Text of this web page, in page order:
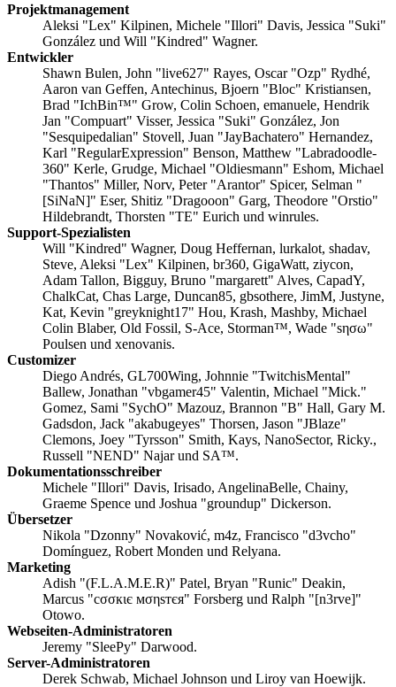
Projektmanagement
Aleksi "Lex" Kilpinen, Michele "Illori" Davis, Jessica "Suki"
González und Will "Kindred" Wagner.
Entwickler
Shawn Bulen, John "live627" Rayes, Oscar "Ozp" Rydhé,
Aaron van Geffen, Antechinus, Bjoern "Bloc" Kristiansen,
Brad "IchBin™" Grow, Colin Schoen, emanuele, Hendrik
Jan "Compuart" Visser, Jessica "Suki" González, Jon
"Sesquipedalian" Stovell, Juan "JayBachatero" Hernandez,
Karl "RegularExpression" Benson, Matthew "Labradoodle-
360" Kerle, Grudge, Michael "Oldiesmann" Eshom, Michael
"Thantos" Miller, Norv, Peter "Arantor" Spicer, Selman "
[SiNaN]" Eser, Shitiz "Dragooon" Garg, Theodore "Orstio"
Hildebrandt, Thorsten "TE" Eurich und winrules.
Support-Spezialisten
Will "Kindred" Wagner, Doug Heffernan, lurkalot, shadav,
Steve, Aleksi "Lex" Kilpinen, br360, GigaWatt, ziycon,
Adam Tallon, Bigguy, Bruno "margarett" Alves, CapadY,
ChalkCat, Chas Large, Duncan85, gbsothere, JimM, Justyne,
Kat, Kevin "greyknight17" Hou, Krash, Mashby, Michael
Colin Blaber, Old Fossil, S-Ace, Storman™, Wade "sησω"
Poulsen und xenovanis.
Customizer
Diego Andrés, GL700Wing, Johnnie "TwitchisMental"
Ballew, Jonathan "vbgamer45" Valentin, Michael "Mick."
Gomez, Sami "SychO" Mazouz, Brannon "B" Hall, Gary M.
Gadsdon, Jack "akabugeyes" Thorsen, Jason "JBlaze"
Clemons, Joey "Tyrsson" Smith, Kays, NanoSector, Ricky.,
Russell "NEND" Najar und SA™.
Dokumentationsschreiber
Michele "Illori" Davis, Irisado, AngelinaBelle, Chainy,
Graeme Spence und Joshua "groundup" Dickerson.
Übersetzer
Nikola "Dzonny" Novaković, m4z, Francisco "d3vcho"
Domínguez, Robert Monden und Relyana.
Marketing
Adish "(F.L.A.M.E.R)" Patel, Bryan "Runic" Deakin,
Marcus "cσσкιє мσηѕтєя" Forsberg und Ralph "[n3rve]"
Otowo.
Webseiten-Administratoren
Jeremy "SleePy" Darwood.
Server-Administratoren
Derek Schwab, Michael Johnson und Liroy van Hoewijk.